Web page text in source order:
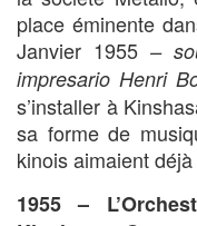
place éminente
Janvier 1955 –
impresario Henri
s’installer à
sa forme de
kinois aimaient
1955 –